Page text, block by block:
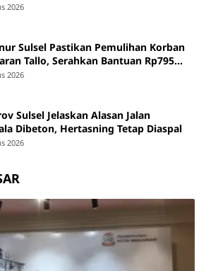
2026
Sulsel Pastikan Pemulihan Korban
Tallo, Serahkan Bantuan Rp795
2026
Sulsel Jelaskan Alasan Jalan
Dibeton, Hertasning Tetap Diaspal
2026